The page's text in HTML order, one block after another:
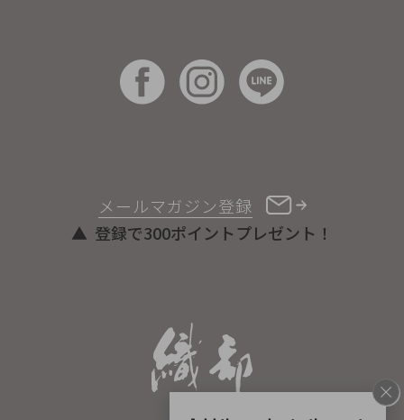
メールマガジン登録
登録で300ポイントプレゼント！